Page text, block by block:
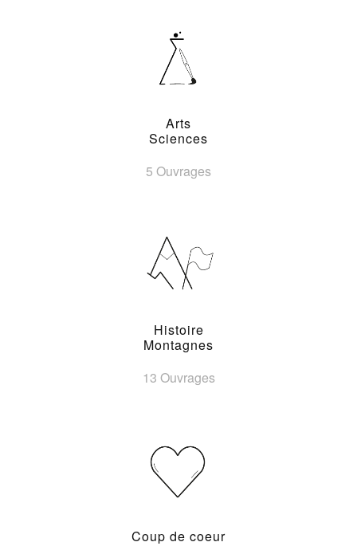
Arts
Sciences
5 Ouvrages
Histoire
Montagnes
13 Ouvrages
Coup de coeur